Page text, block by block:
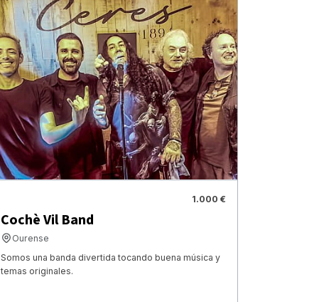
1.000 €
Cochè Vil Band
Ourense
Somos una banda divertida tocando buena música y
temas originales.